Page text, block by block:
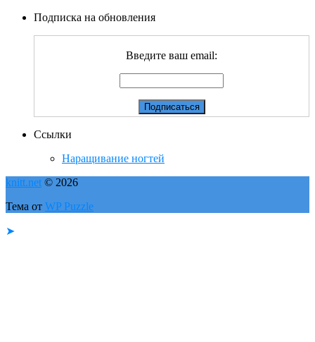
Подписка на обновления
Введите ваш email:
Ссылки
Наращивание ногтей
knitt.net © 2026
Тема от WP Puzzle
➤